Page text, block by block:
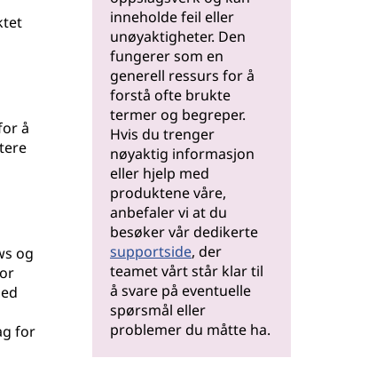
å
og
for
inneholde feil eller
unøyaktigheter. Den
fungerer som en
generell ressurs for å
forstå ofte brukte
termer og begreper.
Hvis du trenger
nøyaktig informasjon
eller hjelp med
produktene våre,
anbefaler vi at du
besøker vår dedikerte
supportside, der
teamet vårt står klar til
å svare på eventuelle
spørsmål eller
problemer du måtte ha.